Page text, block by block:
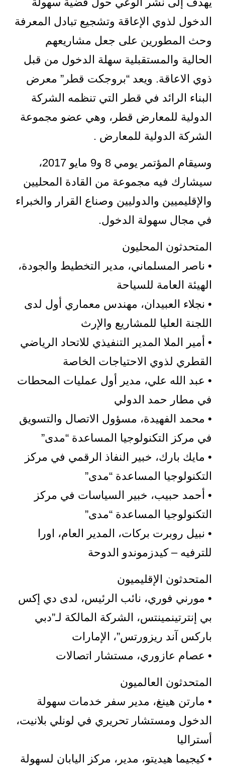
الدخول لذوي الإعاقة وتشجيع تبادل المعرفة
وحث المطورين على جعل مشاريعهم
الحالية والمستقبلية سهلة الدخول من قبل
ذوي الاعاقة. ويعد “بروجكت قطر” معرض
البناء الرائد في قطر التي تنظمه الشركة
الدولية للمعارض قطر، وهي عضو مجموعة
الشركة الدولية للمعارض .
وسيقام المؤتمر يومي 8 و9 مايو 2017،
سيشارك فيه مجموعة من القادة المحليين
والإقليميين والدوليين وصناع القرار والخبراء
في مجال سهولة الدخول.
المتحدثون المحليون
• ناصر المسلماني، مدير التخطيط والجودة،
الهيئة العامة للسياحة
• نجلاء العبيدان، مهندس معماري أول لدى
اللجنة العليا للمشاريع والإرث
• أمير الملا المدير التنفيذي للاتحاد الرياضي
القطري لذوي الاحتياجات الخاصة
• عبد الله علي، مدير أول عمليات المحطات
في مطار حمد الدولي
• محمد الفهيدة، مسؤول الاتصال والتسويق
في مركز التكنولوجيا المساعدة “مدى”
• مايك بارك، خبير النفاذ الرقمي في مركز
التكنولوجيا المساعدة “مدى”
• أحمد حبيب، خبير السياسات في مركز
التكنولوجيا المساعدة “مدى”
• نبيل روبرت بركات، المدير العام، اورا
للترفيه – كيدزموندو الدوحة
المتحدثون الإقليميون
• مورني فوري، نائب الرئيس، لدى دي إكس
بي إنترتينمينتس، الشركة المالكة لـ”دبي
باركس آند ريزورتس”، الإمارات
• عصام عازوري، مستشار اتصالات
المتحدثون العالميون
• مارتن هينغ، مدير سفر خدمات سهولة
الدخول ومستشار تحريري في لونلي بلانيت،
أستراليا
• كيجيما هيديتو، مدير، مركز اليابان لسهولة